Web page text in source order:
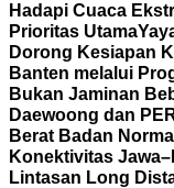
Hadapi Cuaca
Prioritas Utama
Dorong Kesiapan
Banten melalui
Bukan Jaminan
Daewoong dan
Berat Badan
Konektivitas
Lintasan Long